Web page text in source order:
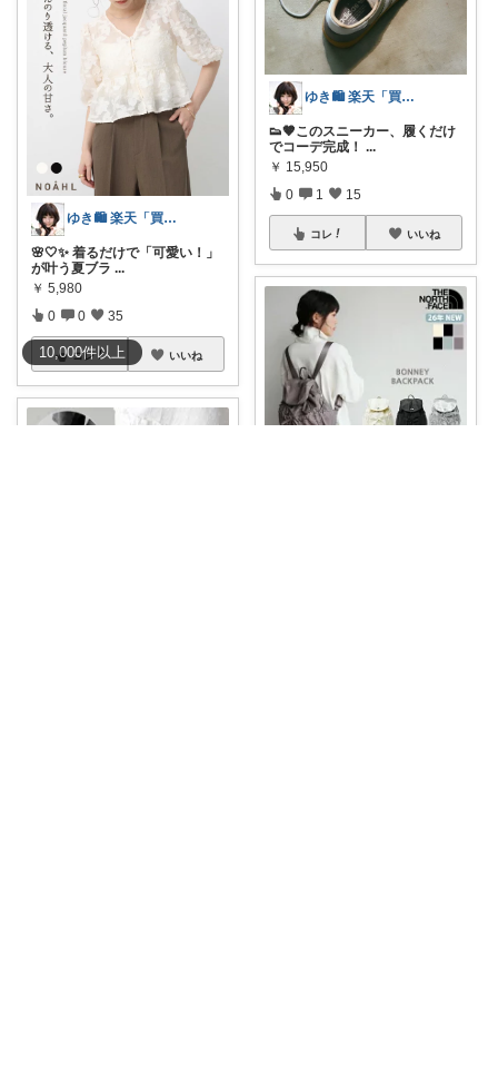
10,000件以上
ゆき🛍️ 楽天「買ってよかった」を厳選
🌸🤍✨ 着るだけで「可愛い！」
が叶う夏ブラ ...
￥ 5,980
0 0 35
コレ いいね
ゆき🛍️ 楽天「買ってよかった」を厳選
👟🤎このスニーカー、履くだけ
でコーデ完成！ ...
￥ 15,950
0 1 15
コレ いいね